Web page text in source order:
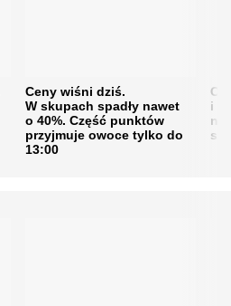
Ceny wiśni dziś.
W skupach spadły nawet
o 40%. Część punktów
przyjmuje owoce tylko do
13:00
i